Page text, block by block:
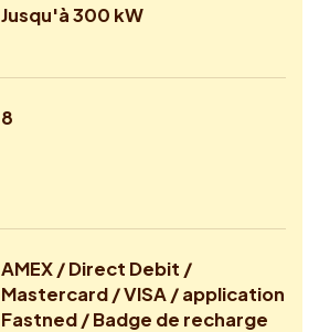
Jusqu'à 300 kW
8
AMEX / Direct Debit /
Mastercard / VISA / application
Fastned / Badge de recharge